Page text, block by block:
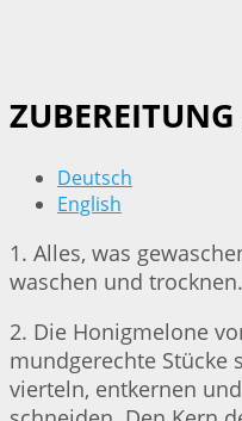
Deutsch
English
1. Alles, was
waschen und trocknen.
2. Die Honigmelone
mundgerechte Stücke
vierteln, entkernen